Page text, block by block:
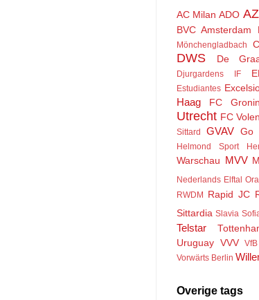
AC Milan ADO
BVC Amsterdam
Mönchengladbach
DWS De
Djurgardens IF
Estudiantes
Haag
FC
Utrecht FC
Sittard
GVAV Go
Helmond Sport
Warschau MVV
Nederlands Elftal
RWDM Rapid JC
Sittardia Slavia
Telstar
Uruguay VVV
Vorwärts Berlin
Overige tags